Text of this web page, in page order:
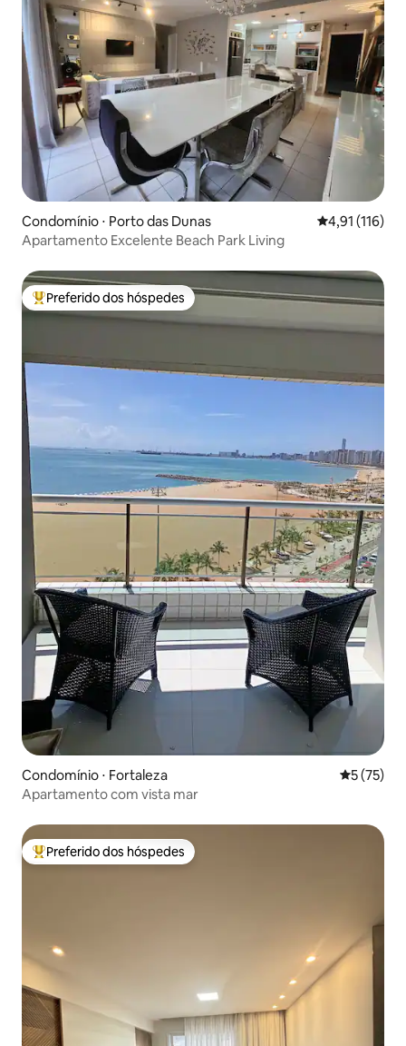
Condomínio ⋅ Porto das Dunas 4,91 de uma
4,91 (116)
Apartamento Excelente Beach Park Living
Entre os melhores preferidos dos hóspedes
Preferido dos hóspedes
Condomínio ⋅ Fortaleza 5 de uma
5 (75)
Apartamento com vista mar
Entre os melhores preferidos dos hóspedes
Preferido dos hóspedes